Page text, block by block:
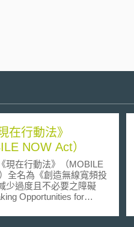
在行動法》
NOW Act）
在行動法》（MOBILE
全名為《創造無線寬頻投
少過度且不必要之障礙
Opportunities for
and Needless Obstacles